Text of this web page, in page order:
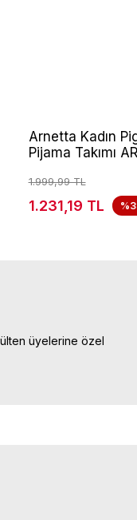
Arnetta Kadın
Pijama Takımı
1.999,99 TL
1.231,19 TL
üyelerine özel